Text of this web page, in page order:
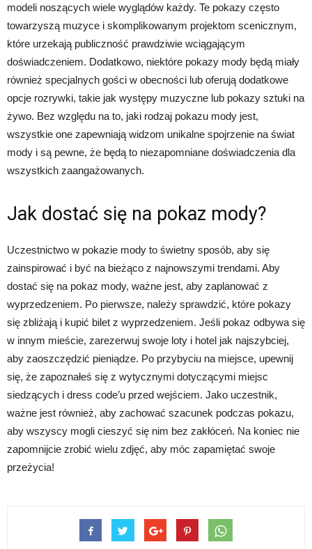
modeli noszących wiele wyglądów każdy. Te pokazy często
towarzyszą muzyce i skomplikowanym projektom scenicznym,
które urzekają publiczność prawdziwie wciągającym
doświadczeniem. Dodatkowo, niektóre pokazy mody będą miały
również specjalnych gości w obecności lub oferują dodatkowe
opcje rozrywki, takie jak występy muzyczne lub pokazy sztuki na
żywo. Bez względu na to, jaki rodzaj pokazu mody jest,
wszystkie one zapewniają widzom unikalne spojrzenie na świat
mody i są pewne, że będą to niezapomniane doświadczenia dla
wszystkich zaangażowanych.
Jak dostać się na pokaz mody?
Uczestnictwo w pokazie mody to świetny sposób, aby się
zainspirować i być na bieżąco z najnowszymi trendami. Aby
dostać się na pokaz mody, ważne jest, aby zaplanować z
wyprzedzeniem. Po pierwsze, należy sprawdzić, które pokazy
się zbliżają i kupić bilet z wyprzedzeniem. Jeśli pokaz odbywa się
w innym mieście, zarezerwuj swoje loty i hotel jak najszybciej,
aby zaoszczędzić pieniądze. Po przybyciu na miejsce, upewnij
się, że zapoznałeś się z wytycznymi dotyczącymi miejsc
siedzących i dress code’u przed wejściem. Jako uczestnik,
ważne jest również, aby zachować szacunek podczas pokazu,
aby wszyscy mogli cieszyć się nim bez zakłóceń. Na koniec nie
zapomnijcie zrobić wielu zdjęć, aby móc zapamiętać swoje
przeżycia!